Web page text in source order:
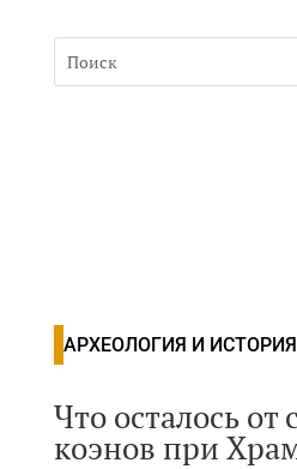
АРХЕОЛОГИЯ И ИСТОРИЯ
Что осталось от
коэнов при